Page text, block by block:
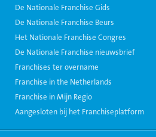
De Nationale Franchise Gids
De Nationale Franchise Beurs
Het Nationale Franchise Congres
De Nationale Franchise nieuwsbrief
Franchises ter overname
Franchise in the Netherlands
Franchise in Mijn Regio
Aangesloten bij het Franchiseplatform